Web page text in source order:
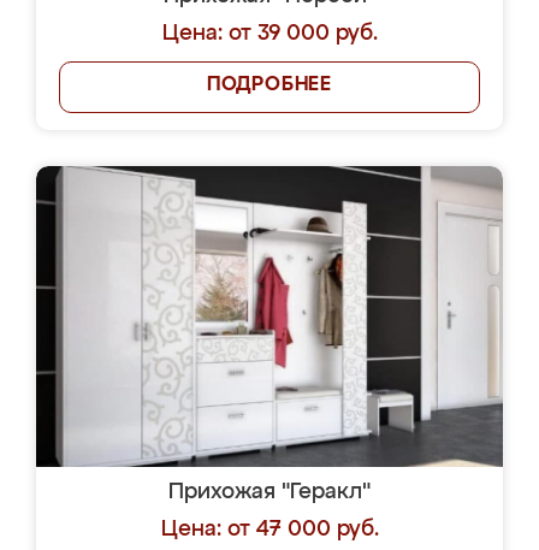
Цена: от 39 000 руб.
ПОДРОБНЕЕ
Прихожая "Геракл"
Цена: от 47 000 руб.